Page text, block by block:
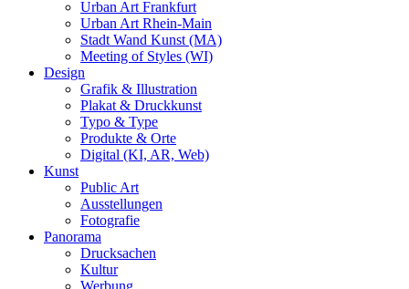
Urban Art Frankfurt
Urban Art Rhein-Main
Stadt Wand Kunst (MA)
Meeting of Styles (WI)
Design
Grafik & Illustration
Plakat & Druckkunst
Typo & Type
Produkte & Orte
Digital (KI, AR, Web)
Kunst
Public Art
Ausstellungen
Fotografie
Panorama
Drucksachen
Kultur
Werbung